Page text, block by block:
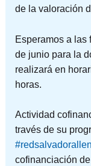
de la valoración
Esperamos a las
de junio para la
realizará en
horas.
Actividad
través de su
cofinanciación